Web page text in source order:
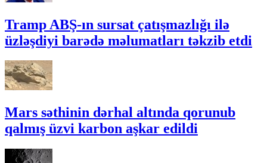
Tramp ABŞ-ın sursat çatışmazlığı ilə
üzləşdiyi barədə məlumatları təkzib etdi
Mars səthinin dərhal altında qorunub
qalmış üzvi karbon aşkar edildi